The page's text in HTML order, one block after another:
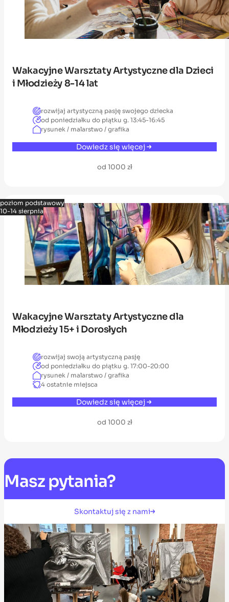
Wakacyjne Warsztaty Artystyczne dla Dzieci
i Młodzieży 8-14 lat
rozwijaj artystyczną pasję swojego dziecka
od poniedziałku do piątku g. 13:45-16:45
rysunek / malarstwo / grafika
Dowiedz się więcej
od 1000 zł
poziom podstawowy
10-14 sierpnia
Wakacyjne Warsztaty Artystyczne dla
Młodzieży 15+ i Dorosłych
rozwijaj swoją artystyczną pasję
od poniedziałku do piątku g. 17:00-20:00
rysunek / malarstwo / grafika
4 ostatnie miejsca
Dowiedz się więcej
od 1000 zł
Masz pytania?
Skontaktuj się z nami